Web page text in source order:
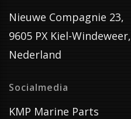
Nieuwe Compagnie 23,
9605 PX Kiel-Windeweer,
Nederland
Socialmedia
KMP Marine Parts